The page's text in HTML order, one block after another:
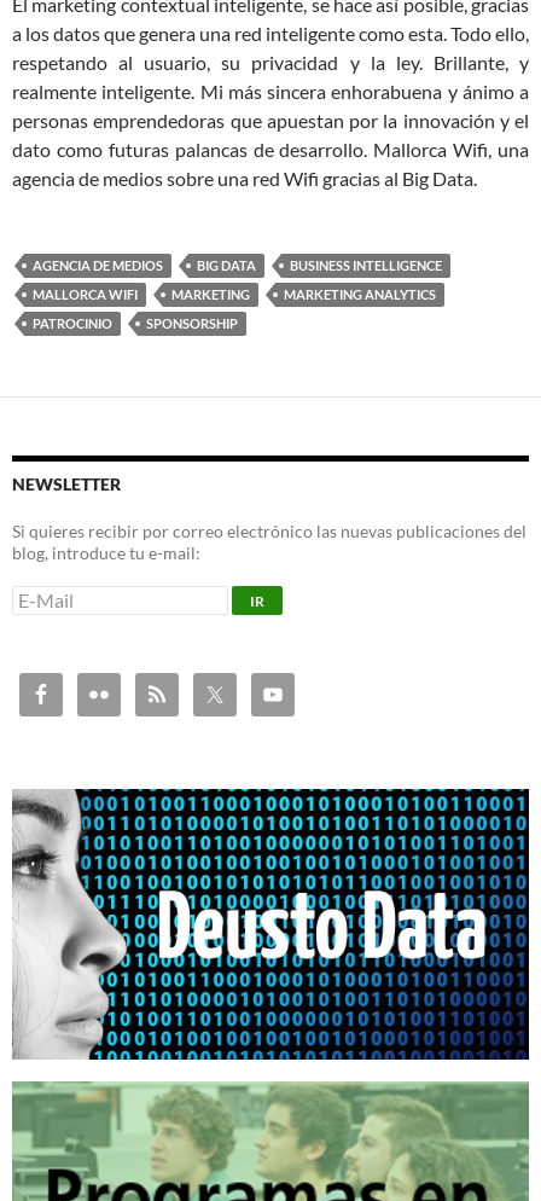
a los datos que genera una red inteligente como esta. Todo ello,
respetando al usuario, su privacidad y la ley. Brillante, y
realmente inteligente. Mi más sincera enhorabuena y ánimo a
personas emprendedoras que apuestan por la innovación y el
dato como futuras palancas de desarrollo. Mallorca Wifi, una
agencia de medios sobre una red Wifi gracias al Big Data.
AGENCIA DE MEDIOS BIG DATA
BUSINESS INTELLIGENCE
MALLORCA WIFI
MARKETING
MARKETING ANALYTICS
PATROCINIO
SPONSORSHIP
NEWSLETTER
Si quieres recibir por correo electrónico las nuevas publicaciones del
blog, introduce tu e-mail: